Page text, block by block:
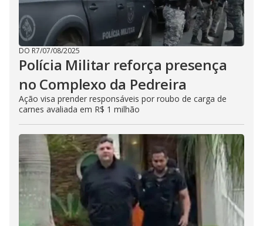
DO R7/07/08/2025
Polícia Militar reforça presença
no Complexo da Pedreira
Ação visa prender responsáveis por roubo de carga de
carnes avaliada em R$ 1 milhão